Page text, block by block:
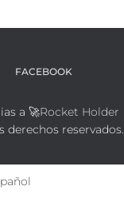
FACEBOOK
a 🚀Rocket Holder
derechos reservados.